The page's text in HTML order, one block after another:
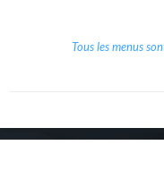
Tous les menus